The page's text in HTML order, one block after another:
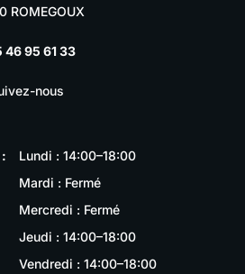
ROMEGOUX
46 95 61 33
nous
Lundi : 14:00–18:00
Mardi : Fermé
Mercredi : Fermé
Jeudi : 14:00–18:00
Vendredi : 14:00–18:00